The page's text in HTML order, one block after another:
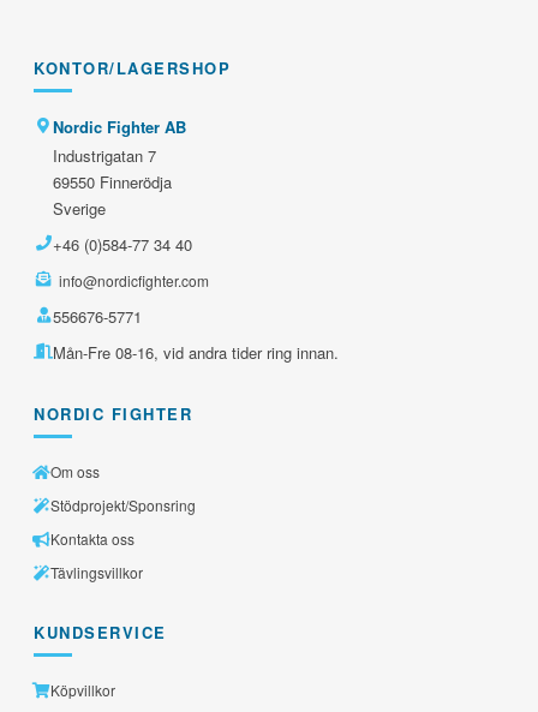
KONTOR/LAGERSHOP
Nordic Fighter AB
Industrigatan 7
69550 Finnerödja
Sverige
+46 (0)584-77 34 40
info@nordicfighter.com
556676-5771
Mån-Fre 08-16, vid andra tider ring innan.
NORDIC FIGHTER
Om oss
Stödprojekt/Sponsring
Kontakta oss
Tävlingsvillkor
KUNDSERVICE
Köpvillkor